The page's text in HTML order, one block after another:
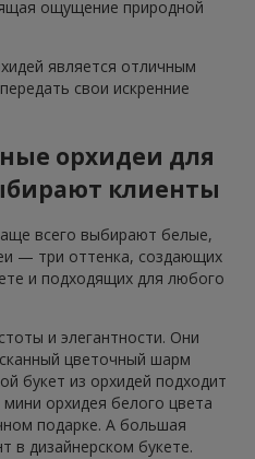
ощущение природной
является отличным
свои искренние
орхидеи для
клиенты
всего выбирают белые,
— три оттенка, создающих
и подходящих для любого
и элегантности. Они
цветочный шарм
букет из орхидей подходит
орхидея белого цвета
подарке. А большая
в дизайнерском букете.